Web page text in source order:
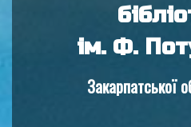
ім. Ф.
Закарпатської